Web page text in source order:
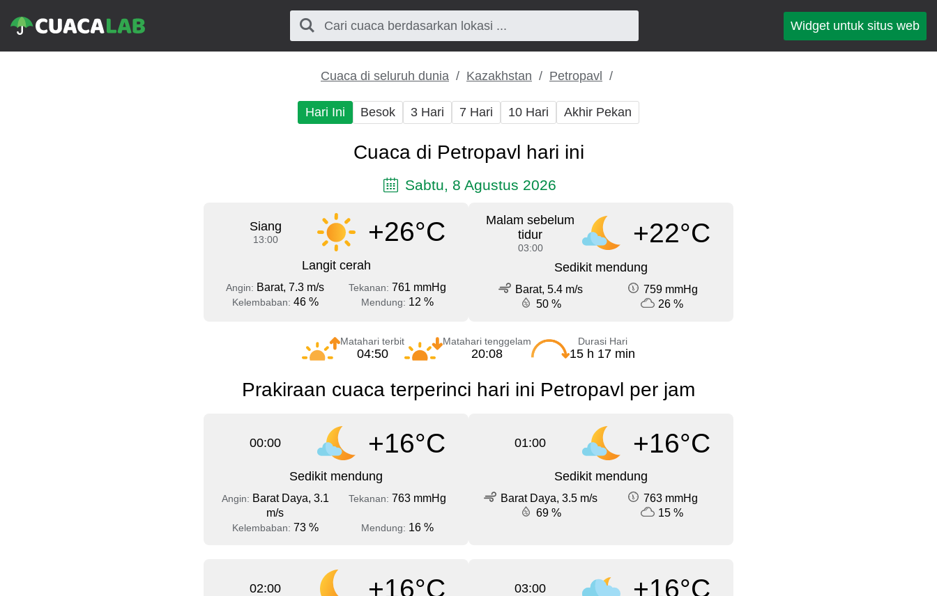
Widget untuk situs web
Cuaca di seluruh dunia Kazakhstan Petropavl
Hari Ini Besok 3 Hari 7 Hari 10 Hari Akhir Pekan
Cuaca di Petropavl hari ini
Sabtu, 8 Agustus 2026
Siang
13:00 +26°C
Langit cerah
Angin: Barat, 7.3 m/s Tekanan: 761 mmHg
Kelembaban: 46 % Mendung: 12 %
Malam sebelum
tidur
03:00 +22°C
Sedikit mendung
Barat, 5.4 m/s
759 mmHg
50 %
26 %
Matahari terbit
04:50
Matahari tenggelam
20:08
Durasi Hari
15 h 17 min
Prakiraan cuaca terperinci hari ini Petropavl per jam
00:00 +16°C
Sedikit mendung
Angin: Barat Daya, 3.1
m/s
Tekanan: 763 mmHg
Kelembaban: 73 % Mendung: 16 %
01:00 +16°C
Sedikit mendung
Barat Daya, 3.5 m/s
763 mmHg
69 %
15 %
02:00 +16°C 03:00 +16°C